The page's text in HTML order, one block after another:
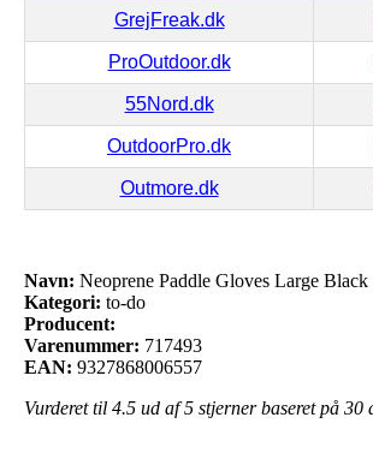
GrejFreak.dk
ProOutdoor.dk
55Nord.dk
OutdoorPro.dk
Outmore.dk
Navn: Neoprene Paddle Gloves Large Black
Kategori: to-do
Producent:
Varenummer: 717493
EAN: 9327868006557
Vurderet til 4.5 ud af 5 stjerner baseret på 30